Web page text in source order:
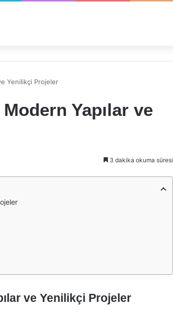
Yenilikçi Projeler
Yapılar ve
3 dakika okuma süresi
ve Yenilikçi Projeler